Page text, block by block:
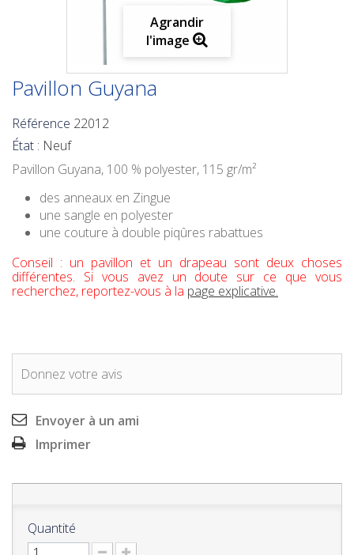
Agrandir
l'image
Pavillon Guyana
Référence 22012
État : Neuf
Pavillon Guyana, 100 % polyester, 115 gr/m²
des anneaux en Zingue
une sangle en polyester
une couture à double piqûres rabattues
Conseil : un pavillon et un drapeau sont deux choses
différentes. Si vous avez un doute sur ce que vous
recherchez, reportez-vous à la page explicative.
Donnez votre avis
Envoyer à un ami
Imprimer
Quantité